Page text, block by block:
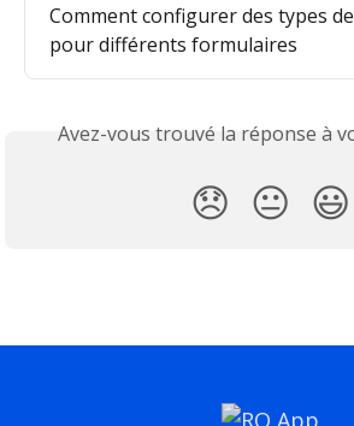
Comment configurer des types
pour différents formulaires
Avez-vous trouvé la réponse à
😞 😐 😃